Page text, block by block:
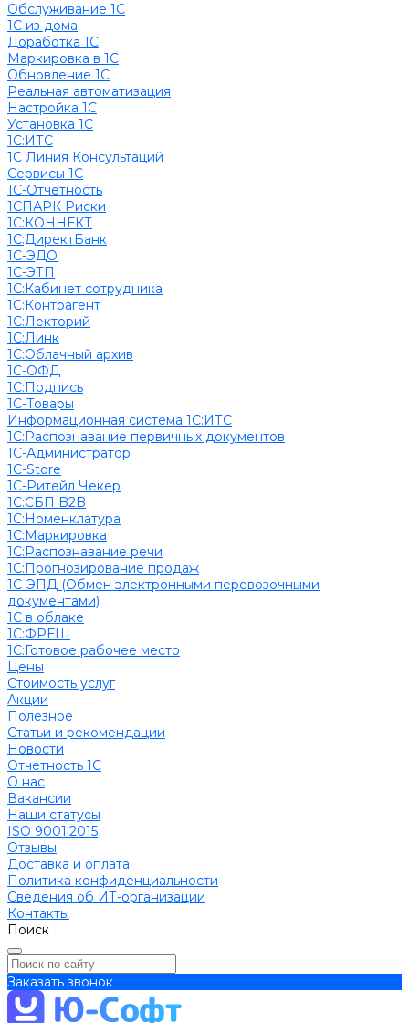
Обслуживание 1С
1С из дома
Доработка 1С
Маркировка в 1С
Обновление 1С
Реальная автоматизация
Настройка 1С
Установка 1С
1С:ИТС
1С Линия Консультаций
Сервисы 1С
1С-Отчётность
1СПАРК Риски
1С:КОННЕКТ
1С:ДиректБанк
1С-ЭДО
1С-ЭТП
1С:Кабинет сотрудника
1С:Контрагент
1С:Лекторий
1С:Линк
1С:Облачный архив
1С-ОФД
1С:Подпись
1С-Товары
Информационная система 1С:ИТС
1С:Распознавание первичных документов
1С-Администратор
1С-Store
1С-Ритейл Чекер
1С:СБП B2B
1С:Номенклатура
1С:Маркировка
1С:Распознавание речи
1С:Прогнозирование продаж
1С-ЭПД (Обмен электронными перевозочными
документами)
1С в облаке
1С:ФРЕШ
1C:Готовое рабочее место
Цены
Стоимость услуг
Акции
Полезное
Cтатьи и рекомендации
Новости
Отчетность 1С
О нас
Вакансии
Наши статусы
ISO 9001:2015
Отзывы
Доставка и оплата
Политика конфиденциальности
Сведения об ИТ-организации
Контакты
Поиск
Заказать звонок